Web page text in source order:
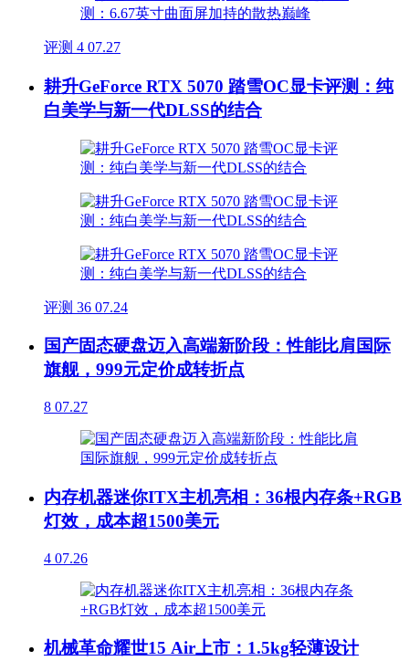
评测 4 07.27
耕升GeForce RTX 5070 踏雪OC显卡评测：纯
白美学与新一代DLSS的结合
评测 36 07.24
国产固态硬盘迈入高端新阶段：性能比肩国际
旗舰，999元定价成转折点
8 07.27
内存机器迷你ITX主机亮相：36根内存条+RGB
灯效，成本超1500美元
4 07.26
机械革命耀世15 Air上市：1.5kg轻薄设计